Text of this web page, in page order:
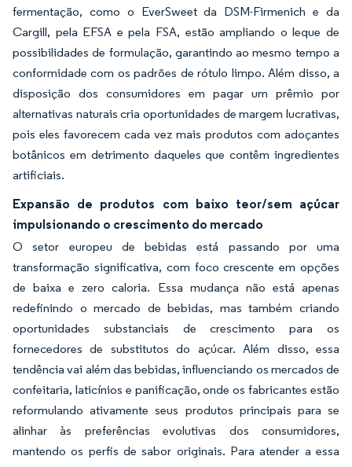
fermentação, como o EverSweet da DSM-Firmenich e da
Cargill, pela EFSA e pela FSA, estão ampliando o leque de
possibilidades de formulação, garantindo ao mesmo tempo a
conformidade com os padrões de rótulo limpo. Além disso, a
disposição dos consumidores em pagar um prêmio por
alternativas naturais cria oportunidades de margem lucrativas,
pois eles favorecem cada vez mais produtos com adoçantes
botânicos em detrimento daqueles que contêm ingredientes
artificiais.
Expansão de produtos com baixo teor/sem açúcar
impulsionando o crescimento do mercado
O setor europeu de bebidas está passando por uma
transformação significativa, com foco crescente em opções
de baixa e zero caloria. Essa mudança não está apenas
redefinindo o mercado de bebidas, mas também criando
oportunidades substanciais de crescimento para os
fornecedores de substitutos do açúcar. Além disso, essa
tendência vai além das bebidas, influenciando os mercados de
confeitaria, laticínios e panificação, onde os fabricantes estão
reformulando ativamente seus produtos principais para se
alinhar às preferências evolutivas dos consumidores,
mantendo os perfis de sabor originais. Para atender a essa